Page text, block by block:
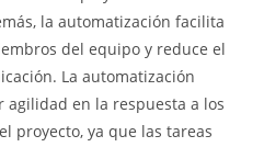
la automatización facilita
del equipo y reduce el
La automatización
en la respuesta a los
proyecto, ya que las tareas